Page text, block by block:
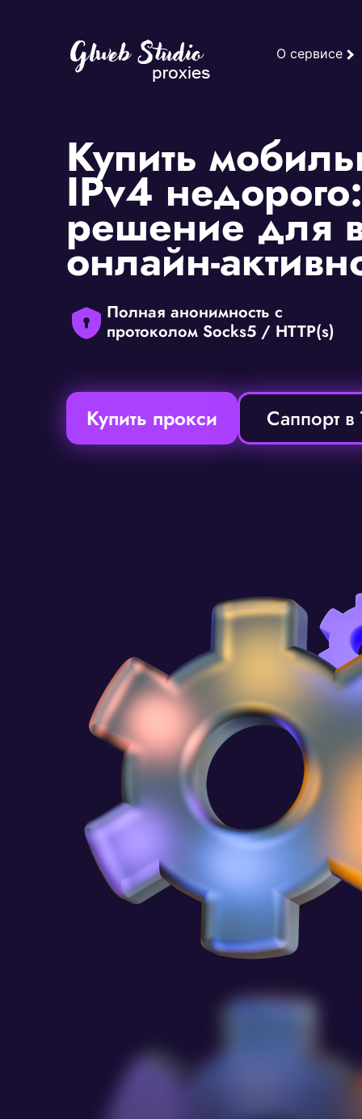
О сервисе
Купить
IPv4
решение для
онлайн-
Полная анонимность с
протоколом Socks5 / HTTP(s)
Купить прокси Саппорт в